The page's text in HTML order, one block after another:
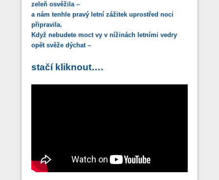
zeleň osvěžila –
a nám tenhle pravý letní zážitek uprostřed noci
připravila.
Když nebudete moct vy v nížinách letními vedry
opět svěže dýchat –
stačí kliknout….